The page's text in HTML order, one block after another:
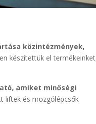
közintézmények,
készítettük el
amiket minőségi
liftek és mozgólépcsők